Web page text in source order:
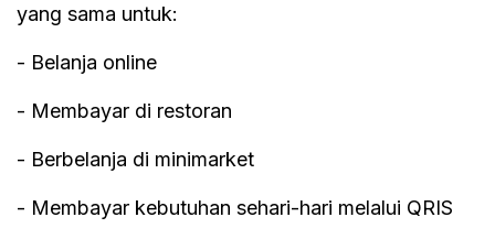
yang sama untuk:
- Belanja online
- Membayar di restoran
- Berbelanja di minimarket
- Membayar kebutuhan sehari-hari melalui QRIS